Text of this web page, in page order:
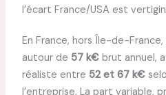
l’écart France/USA est
En France, hors Île-de-
autour de 57 k€brut annuel,
réaliste entre 52 et 67 k€
l’entreprise. La part variable,